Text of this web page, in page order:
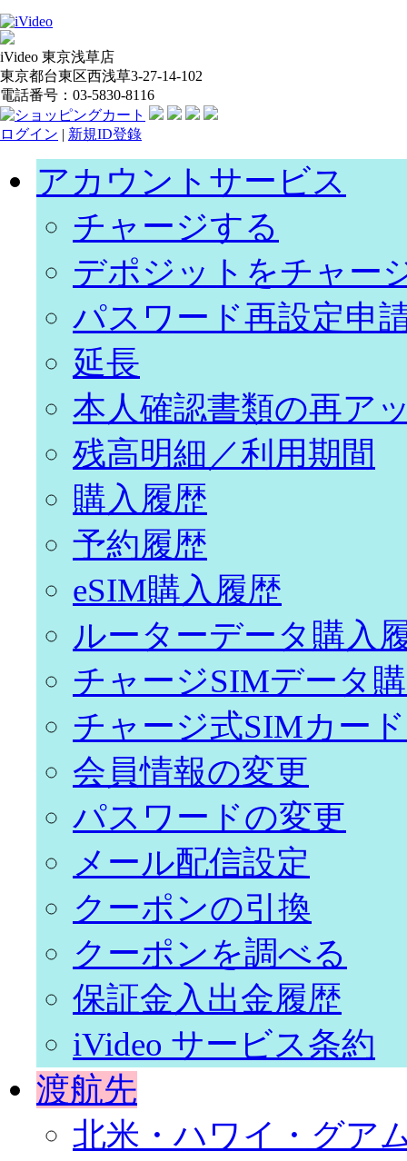
iVideo 東京浅草店
東京都台東区西浅草3-27-14-102
電話番号：03-5830-8116
ログイン | 新規ID登錄
アカウントサービス
チャージする
デポジットをチャー
パスワード再設定申
延長
本人確認書類の再ア
残高明細／利用期間
購入履歴
予約履歴
eSIM購入履歴
ルーターデータ購入
チャージSIMデータ
チャージ式SIMカー
会員情報の変更
パスワードの変更
メール配信設定
クーポンの引換
クーポンを調べる
保証金入出金履歴
iVideo サービス条約
渡航先
北米・ハワイ・グア